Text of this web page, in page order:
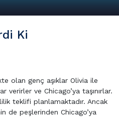
Ki
olan genç aşıklar Olivia ile
verirler ve Chicago’ya taşınırlar.
teklifi planlamaktadır. Ancak
de peşlerinden Chicago’ya